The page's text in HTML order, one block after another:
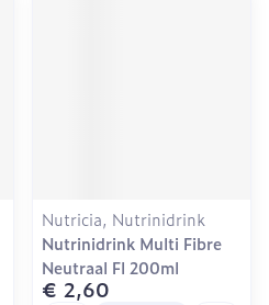
Nutricia, Nutrinidrink
Nutrinidrink Multi Fibre
Neutraal Fl 200ml
€ 2,60